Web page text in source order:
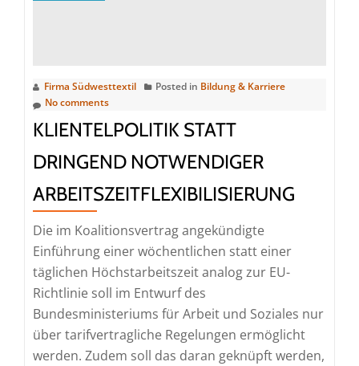
Case
Firma Südwesttextil Posted in Bildung & Karriere
No comments
KLIENTELPOLITIK STATT
DRINGEND NOTWENDIGER
ARBEITSZEITFLEXIBILISIERUNG
Die im Koalitionsvertrag angekündigte
Einführung einer wöchentlichen statt einer
täglichen Höchstarbeitszeit analog zur EU-
Richtlinie soll im Entwurf des
Bundesministeriums für Arbeit und Soziales nur
über tarifvertragliche Regelungen ermöglicht
werden. Zudem soll das daran geknüpft werden,